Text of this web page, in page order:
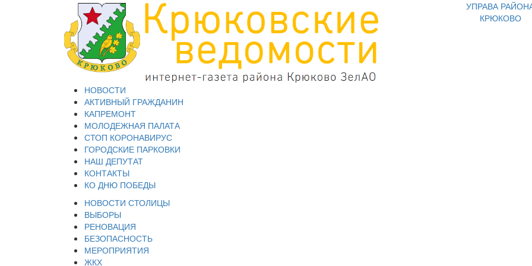
УПРАВА
КРЮКОВО
НОВОСТИ
АКТИВНЫЙ ГРАЖДАНИН
КАПРЕМОНТ
МОЛОДЕЖНАЯ ПАЛАТА
СТОП КОРОНАВИРУС
ГОРОДСКИЕ ПАРКОВКИ
НАШ ДЕПУТАТ
КОНТАКТЫ
КО ДНЮ ПОБЕДЫ
НОВОСТИ СТОЛИЦЫ
ВЫБОРЫ
РЕНОВАЦИЯ
БЕЗОПАСНОСТЬ
МЕРОПРИЯТИЯ
ЖКХ